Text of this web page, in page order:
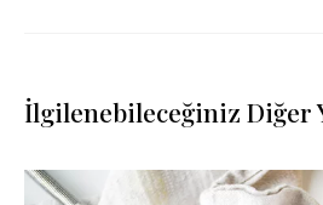
İlgilenebileceğiniz Diğer